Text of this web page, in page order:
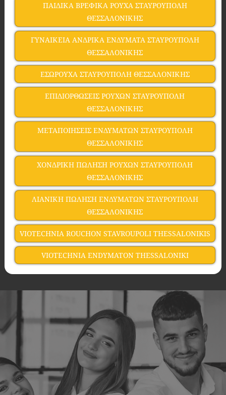
ΠΑΙΔΙΚΑ ΒΡΕΦΙΚΑ ΡΟΥΧΑ ΣΤΑΥΡΟΥΠΟΛΗ
ΘΕΣΣΑΛΟΝΙΚΗΣ
ΓΥΝΑΙΚΕΙΑ ΑΝΔΡΙΚΑ ΕΝΔΥΜΑΤΑ ΣΤΑΥΡΟΥΠΟΛΗ
ΘΕΣΣΑΛΟΝΙΚΗΣ
ΕΣΩΡΟΥΧΑ ΣΤΑΥΡΟΥΠΟΛΗ ΘΕΣΣΑΛΟΝΙΚΗΣ
ΕΠΙΔΙΟΡΘΩΣΕΙΣ ΡΟΥΧΩΝ ΣΤΑΥΡΟΥΠΟΛΗ
ΘΕΣΣΑΛΟΝΙΚΗΣ
ΜΕΤΑΠΟΙΗΣΕΙΣ ΕΝΔΥΜΑΤΩΝ ΣΤΑΥΡΟΥΠΟΛΗ
ΘΕΣΣΑΛΟΝΙΚΗΣ
ΧΟΝΔΡΙΚΗ ΠΩΛΗΣΗ ΡΟΥΧΩΝ ΣΤΑΥΡΟΥΠΟΛΗ
ΘΕΣΣΑΛΟΝΙΚΗΣ
ΛΙΑΝΙΚΗ ΠΩΛΗΣΗ ΕΝΔΥΜΑΤΩΝ ΣΤΑΥΡΟΥΠΟΛΗ
ΘΕΣΣΑΛΟΝΙΚΗΣ
VIOTECHNIA ROUCHON STAVROUPOLI THESSALONIKIS
VIOTECHNIA ENDYMATON THESSALONIKI